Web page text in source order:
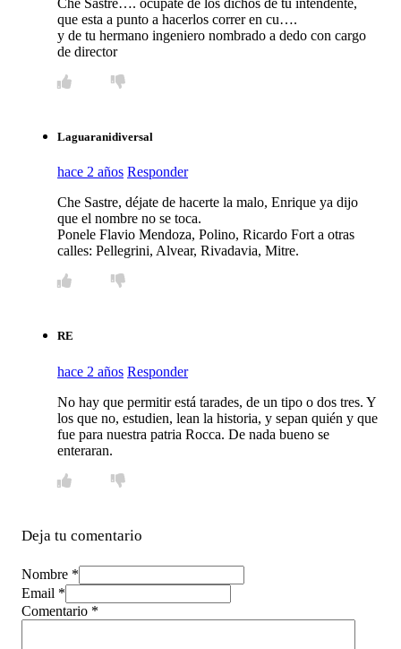
que esta a punto a hacerlos correr en cu….
y de tu hermano ingeniero nombrado a dedo con cargo
de director
Laguaranidiversal
hace 2 años Responder
Che Sastre, déjate de hacerte la malo, Enrique ya dijo
que el nombre no se toca.
Ponele Flavio Mendoza, Polino, Ricardo Fort a otras
calles: Pellegrini, Alvear, Rivadavia, Mitre.
RE
hace 2 años Responder
No hay que permitir está tarades, de un tipo o dos tres. Y
los que no, estudien, lean la historia, y sepan quién y que
fue para nuestra patria Rocca. De nada bueno se
enteraran.
Deja tu comentario
Nombre *
Email *
Comentario *